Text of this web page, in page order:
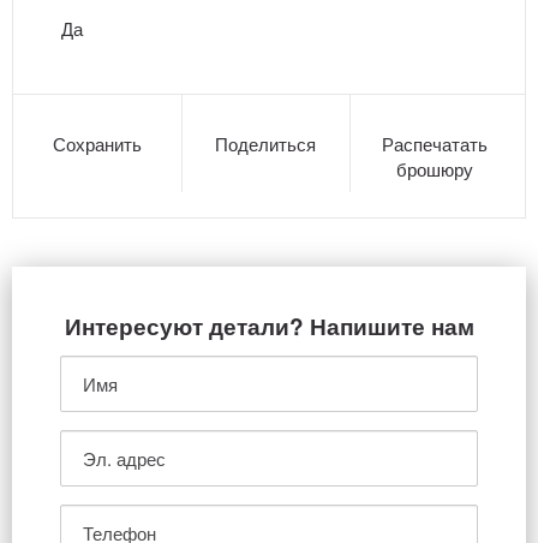
Да
Сохранить Поделиться
Распечатать
брошюру
Интересуют детали? Напишите нам